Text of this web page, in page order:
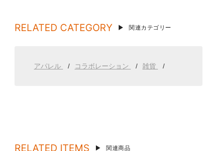
RELATED CATEGORY 関連カテゴリー
アパレル コラボレーション 雑貨
RELATED ITEMS 関連商品